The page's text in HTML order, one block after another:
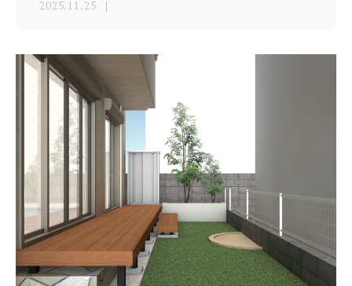
2025.11.25